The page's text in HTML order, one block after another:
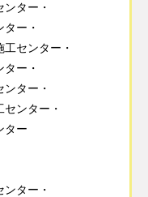
ンター
ター
工センター
ター
ンター
センター
ター
ンター